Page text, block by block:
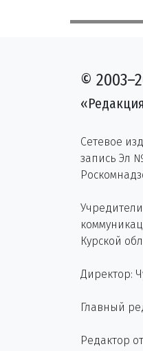
©
Сетевое
запись Эл
Курской
Директор:
Главный
Редактор